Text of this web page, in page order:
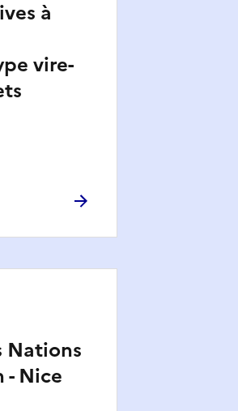
à
vire-
Nations
- Nice